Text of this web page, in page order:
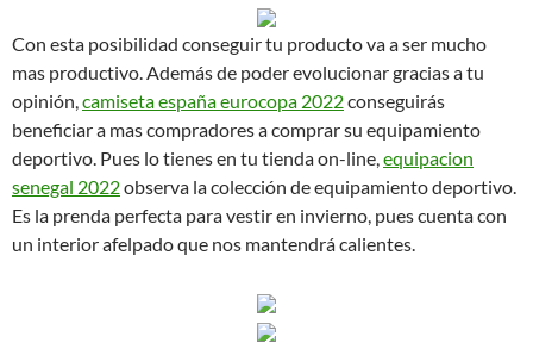
Con esta posibilidad conseguir tu producto va a ser mucho
mas productivo. Además de poder evolucionar gracias a tu
opinión,camiseta españa eurocopa 2022conseguirás
beneficiar a mas compradores a comprar su equipamiento
deportivo. Pues lo tienes en tu tienda on-line,equipacion
senegal 2022observa la colección de equipamiento deportivo.
Es la prenda perfecta para vestir en invierno, pues cuenta con
un interior afelpado que nos mantendrá calientes.